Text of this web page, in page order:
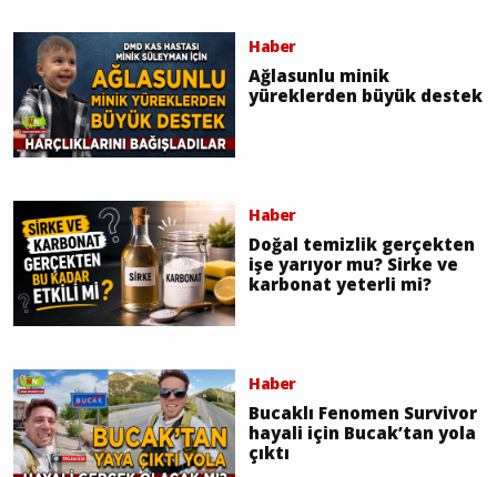
Haber
Ağlasunlu minik
yüreklerden büyük destek
Haber
Doğal temizlik gerçekten
işe yarıyor mu? Sirke ve
karbonat yeterli mi?
Haber
Bucaklı Fenomen Survivor
hayali için Bucak’tan yola
çıktı